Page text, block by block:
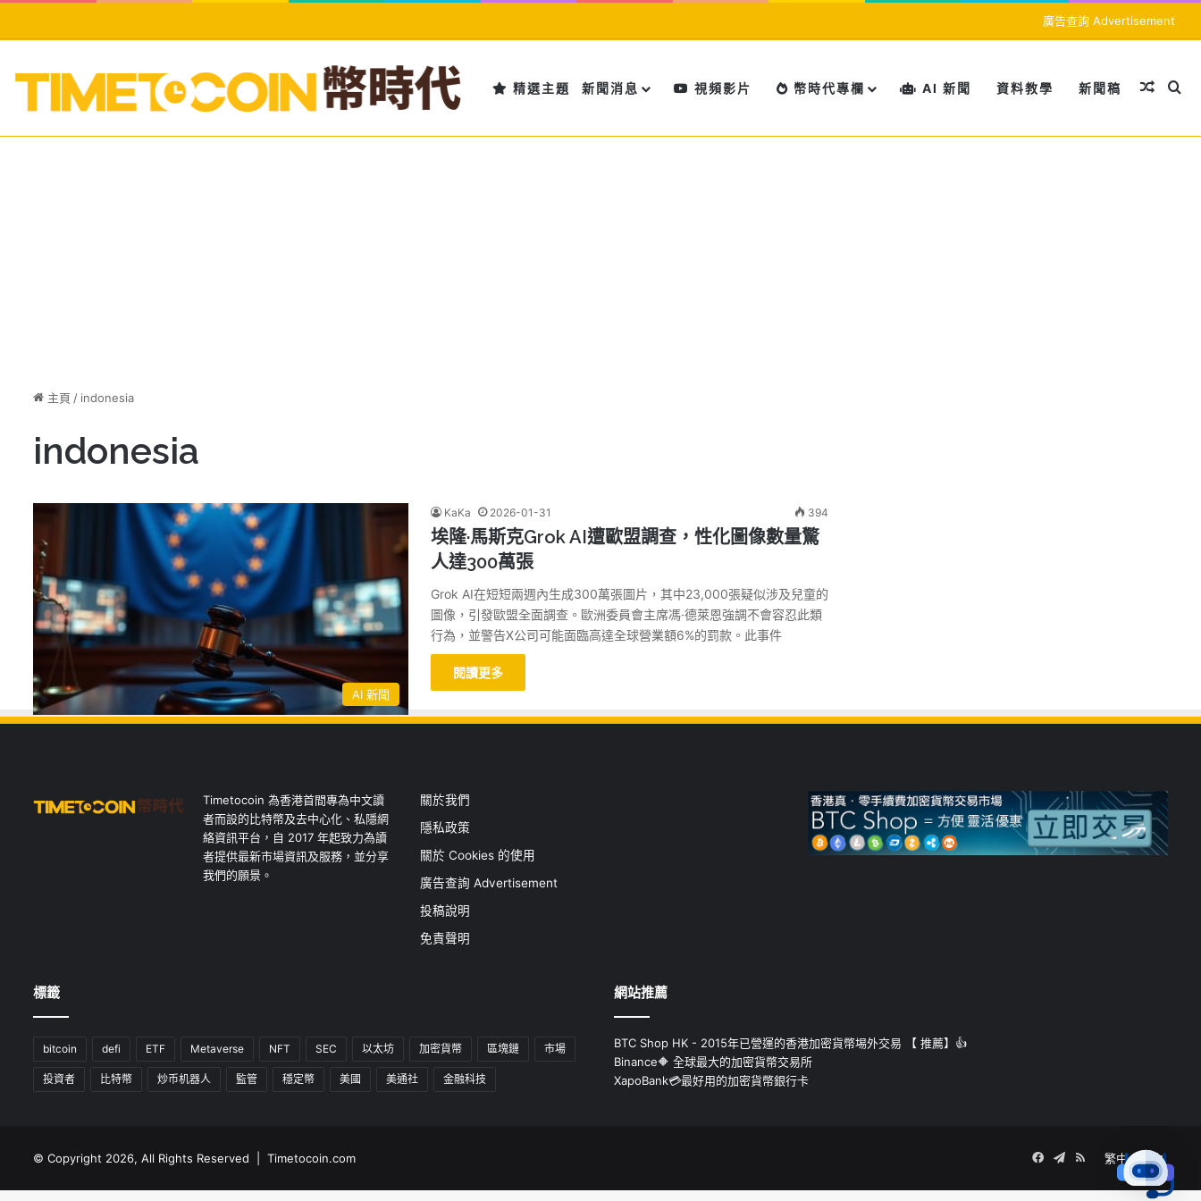
廣告查詢 Advertisement
精選主題 新聞消息 視頻影片 幣時代專欄 AI 新聞 資料教學 新聞稿 隨機文
搜
主頁 / indonesia
indonesia
AI 新聞
KaKa 2026-01-31 394
埃隆·馬斯克Grok AI遭歐盟調查，性化圖像數量驚
人達300萬張
Grok AI在短短兩週內生成300萬張圖片，其中23,000張疑似涉及兒童的
圖像，引發歐盟全面調查。歐洲委員會主席馮·德萊恩強調不會容忍此類
行為，並警告X公司可能面臨高達全球營業額6%的罰款。此事件
閱讀更多
Timetocoin 為香港首間專為中文讀
者而設的比特幣及去中心化、私隱網
絡資訊平台，自 2017 年起致力為讀
者提供最新市場資訊及服務，並分享
我們的願景。
關於我們
隱私政策
關於 Cookies 的使用
廣告查詢 Advertisement
投稿說明
免責聲明
標籤
bitcoin defi ETF Metaverse NFT SEC 以太坊 加密貨幣 區塊鏈 市場
投資者 比特幣 炒币机器人 監管 穩定幣 美國 美通社 金融科技
網站推薦
BTC Shop HK - 2015年已營運的香港加密貨幣埸外交易 【 推薦】👍
Binance🔶 全球最大的加密貨幣交易所
XapoBank💳最好用的加密貨幣銀行卡
© Copyright 2026, All Rights Reserved | Timetocoin.com 繁中 簡中
Facebook
Telegram
RSS